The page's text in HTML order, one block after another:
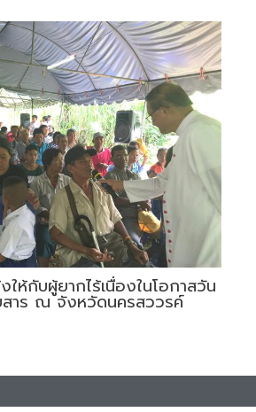
ให้กับผู้ยากไร้เนื่องในโอกาสวัน
สาร ณ จังหวัดนครสววรค์